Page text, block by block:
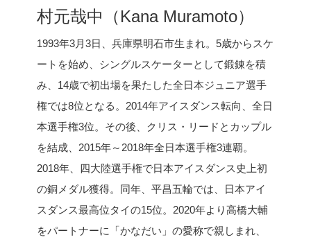
村元哉中（Kana Muramoto）
1993年3月3日、兵庫県明石市生まれ。5歳からスケ
ートを始め、シングルスケーターとして鍛錬を積
み、14歳で初出場を果たした全日本ジュニア選手
権では8位となる。2014年アイスダンス転向、全日
本選手権3位。その後、クリス・リードとカップル
を結成、2015年～2018年全日本選手権3連覇。
2018年、四大陸選手権で日本アイスダンス史上初
の銅メダル獲得。同年、平昌五輪では、日本アイ
スダンス最高位タイの15位。2020年より高橋大輔
をパートナーに「かなだい」の愛称で親しまれ、